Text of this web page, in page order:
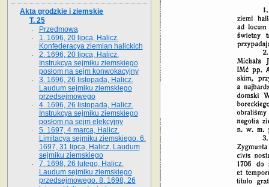
Akta grodzkie i ziemskie
T. 25
Przedmowa
1. 1696, 20 lipca, Halicz.
Konfederacya ziemian halickich
2. 1696, 20 lipca, Halicz.
Instrukcya sejmiku ziemskiego
posłom na sejm konwokacyjny
3. 1696, 26 listopada, Halicz.
Laudum sejmiku ziemskiego
przedsejmowego
4. 1696, 26 listopada, Halicz.
Instrukcya sejmiku ziemskiego
posłom na sejm elekcyjny
5. 1697, 4 marca, Halicz.
Limitacya sejmiku ziemskiego. 6.
1697, 31 lipca, Halicz. Laudum
sejmiku ziemskiego
7. 1698, 26 lutego, Halicz.
Laudum sejmiku ziemskiego
przedsejmowego. 8. 1698, 26